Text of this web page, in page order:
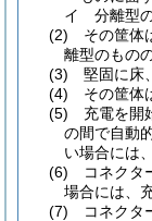
イ
分離型
(2)
その筐体
離型のもの
(3)
堅固に床
(4)
その筐体
(5)
充電を開
の間で自動
い場合には
(6)
コネクタ
場合には、
(7)
コネクタ